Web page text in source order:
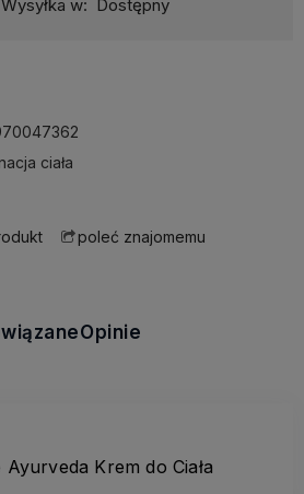
Wysyłka w: Dostępny
ciała
poleć znajomemu
Opinie
Krem do Ciała